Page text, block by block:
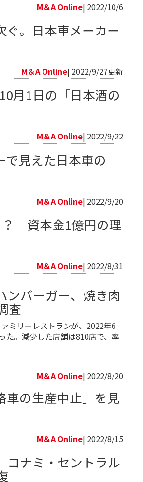
M＆A Online| 2022/10/6
。日本車メーカー
M＆A Online| 2022/9/27更新
月1日の「日本酒の
M＆A Online| 2022/9/22
見えた日本車の
M＆A Online| 2022/9/20
？ 資本金1億円の理
M＆A Online| 2022/8/31
ンバーガー、焼き肉
査
ミリーレストランが、2022年6
た。減少した店舗は810店で、率
M＆A Online| 2022/8/20
車の生産中止」を見
M＆A Online| 2022/8/15
コナミ・セントラル